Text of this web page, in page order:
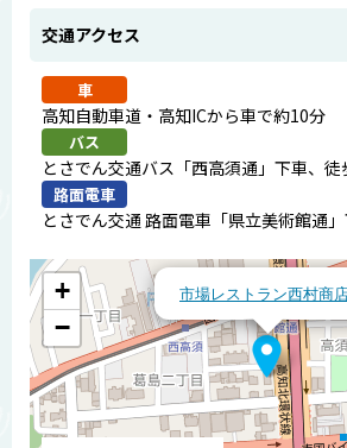
交通アクセス
車
高知自動車道・高知ICから車で約10分
バス
とさでん交通バス「西高須通」下車、徒
路面電車
とさでん交通 路面電車「県立美術館通
市場レストラン西村商
+
−